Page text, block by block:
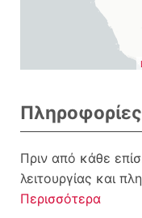
Πληροφορίες
Πριν από κάθε
λειτουργίας και
Περισσότερα